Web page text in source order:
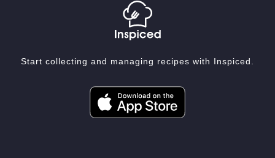
Start collecting and managing recipes with Inspiced.